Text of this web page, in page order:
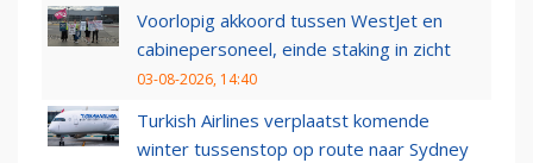
Voorlopig akkoord tussen WestJet en
cabinepersoneel, einde staking in zicht
03-08-2026, 14:40
Turkish Airlines verplaatst komende
winter tussenstop op route naar Sydney